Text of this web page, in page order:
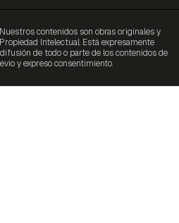
contenidos son obras originales y
Intelectual. Está expresamente
de todo o parte de los contenidos de
y expreso consentimiento.